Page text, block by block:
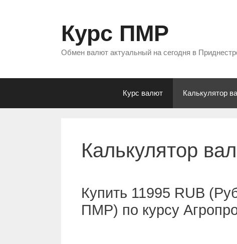
Курс ПМР
Обмен валют актуальный на сегодня в
Курс валют Калькулятор
Калькулятор
Купить 11995 RUB
ПМР) по курсу